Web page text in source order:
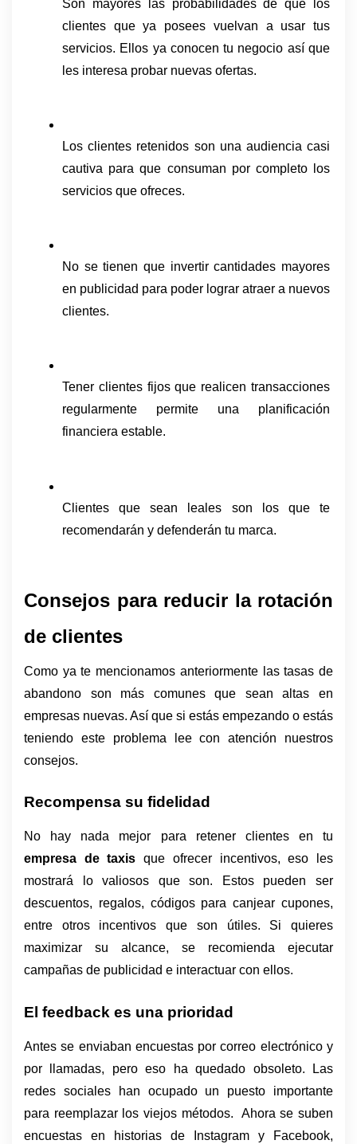
Son mayores las probabilidades de que los
clientes que ya posees vuelvan a usar tus
servicios. Ellos ya conocen tu negocio así que
les interesa probar nuevas ofertas.
Los clientes retenidos son una audiencia casi
cautiva para que consuman por completo los
servicios que ofreces.
No se tienen que invertir cantidades mayores
en publicidad para poder lograr atraer a nuevos
clientes.
Tener clientes fijos que realicen transacciones
regularmente permite una planificación
financiera estable.
Clientes que sean leales son los que te
recomendarán y defenderán tu marca.
Consejos para reducir la rotación
de clientes
Como ya te mencionamos anteriormente las tasas de
abandono son más comunes que sean altas en
empresas nuevas. Así que si estás empezando o estás
teniendo este problema lee con atención nuestros
consejos.
Recompensa su fidelidad
empresa de taxis que ofrecer incentivos, eso les
mostrará lo valiosos que son. Estos pueden ser
descuentos, regalos, códigos para canjear cupones,
entre otros incentivos que son útiles. Si quieres
maximizar su alcance, se recomienda ejecutar
campañas de publicidad e interactuar con ellos.
El feedback es una prioridad
Antes se enviaban encuestas por correo electrónico y
por llamadas, pero eso ha quedado obsoleto. Las
redes sociales han ocupado un puesto importante
para reemplazar los viejos métodos.  Ahora se suben
encuestas en historias de Instagram y Facebook,